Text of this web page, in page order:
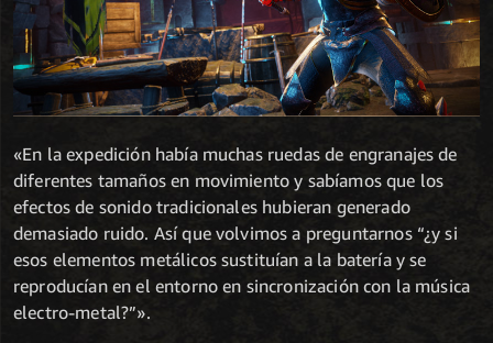
«En la expedición había muchas ruedas de engranajes de
diferentes tamaños en movimiento y sabíamos que los
efectos de sonido tradicionales hubieran generado
demasiado ruido. Así que volvimos a preguntarnos “¿y si
esos elementos metálicos sustituían a la batería y se
reproducían en el entorno en sincronización con la música
electro-metal?”».